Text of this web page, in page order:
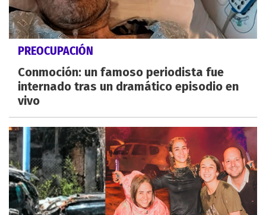
PREOCUPACIÓN
Conmoción: un famoso periodista fue
internado tras un dramático episodio en
vivo